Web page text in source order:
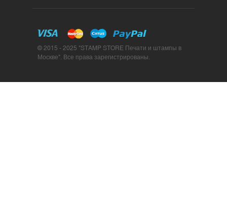
© 2015 - 2025 "STAMP STORE Печати и штампы в
Москве". Все права зарегистрированы.